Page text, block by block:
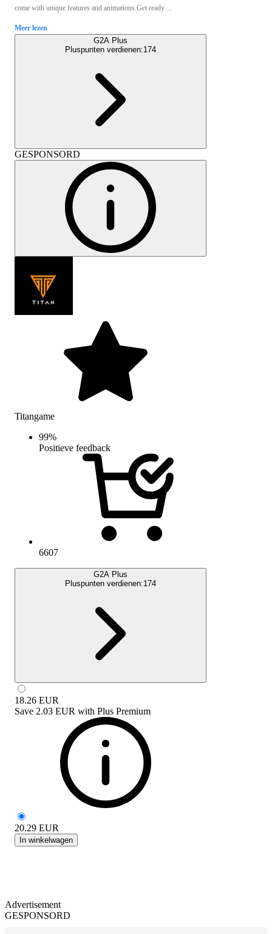
come with unique features and animations.Get ready ...
Meer lezen
G2A Plus
Pluspunten verdienen:174
GESPONSORD
Titangame
99%
Positieve feedback
6607
G2A Plus
Pluspunten verdienen:174
18.26 EUR
Save 2.03 EUR with Plus Premium
20.29 EUR
In winkelwagen
Advertisement
GESPONSORD